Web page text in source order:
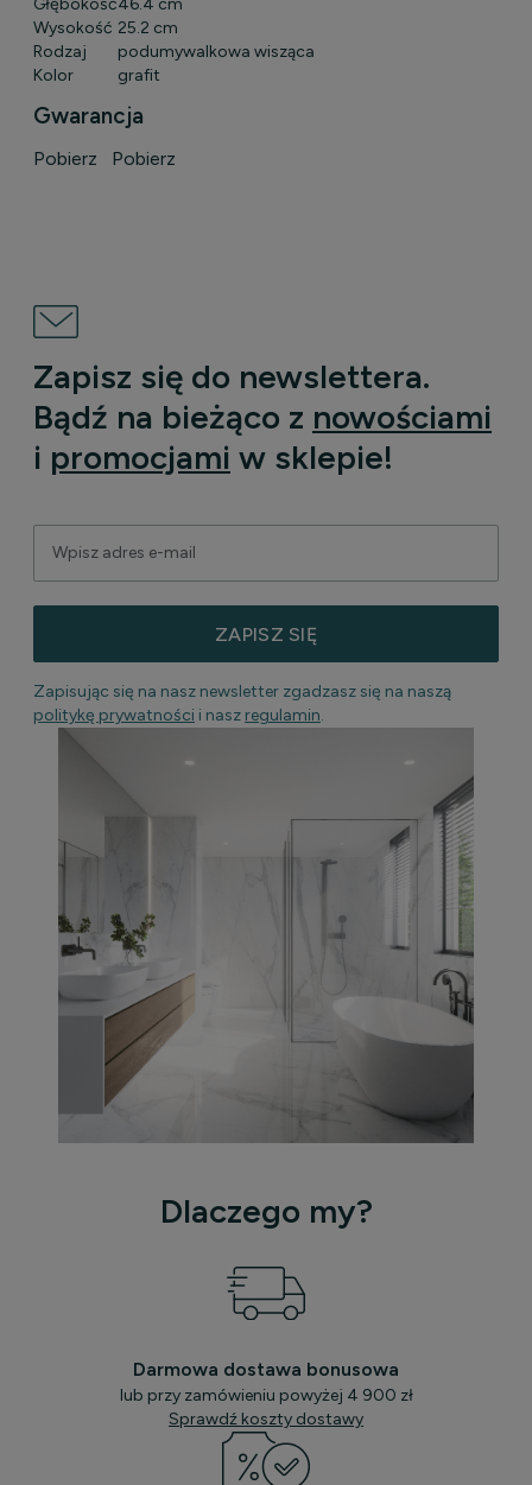
Głębokość46.4 cm
Wysokość 25.2 cm
Rodzaj
podumywalkowa wisząca
Kolor
grafit
Gwarancja
Pobierz Pobierz
Zapisz się do newslettera.
Bądź na bieżąco z nowościami
i promocjami w sklepie!
ZAPISZ SIĘ
Zapisując się na nasz newsletter zgadzasz się na naszą
politykę prywatności i nasz regulamin.
Dlaczego my?
Darmowa dostawa bonusowa
lub przy zamówieniu powyżej 4 900 zł
Sprawdź koszty dostawy